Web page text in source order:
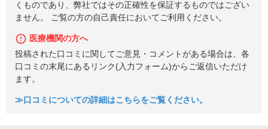
くものであり、弊社ではその正確性を保証するものではござい
ません。 ご覧の方の自己責任においてご利用ください。
医療機関の方へ
投稿された口コミに関してご意見・コメントがある場合は、各
口コミの末尾にあるリンク(入力フォーム)からご返信いただけ
ます。
≫口コミについての詳細はこちらをご覧ください。